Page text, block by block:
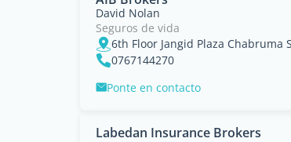
David Nolan
Seguros de vida
0767144270
Ponte en contacto
Labedan Insurance Brokers